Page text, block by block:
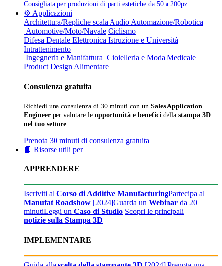
Consigliata per produzioni di parti estetiche da 50 a 200pz
⚙️ Applicazioni
Architettura/Repliche scala Audio Automazione/Robotica
Automotive/Moto/Navale Ciclismo
Difesa Dentale Elettronica Istruzione e Università
Intrattenimento
Ingegneria e Manifattura Gioielleria e Moda Medicale
Product Design Alimentare
Consulenza gratuita
Richiedi una consulenza di 30 minuti con un Sales Application
Engineer per valutare le opportunità e benefici della stampa 3D
nel tuo settore
Prenota 30 minuti di consulenza gratuita
📙 Risorse utili per
APPRENDERE
Iscriviti al Corso di Additive ManufacturingPartecipa al
Manufat Roadshow [2024]Guarda un Webinar da 20
minutiLeggi un Caso di Studio Scopri le principali
notizie sulla Stampa 3D
IMPLEMENTARE